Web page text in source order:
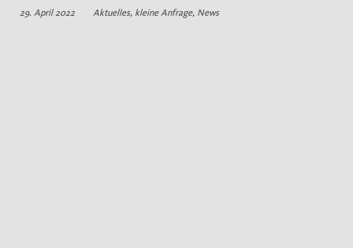
29. April 2022 Aktuelles, kleine Anfrage, News